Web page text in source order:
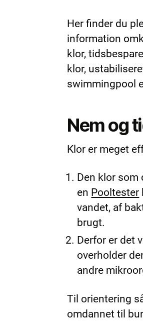
Her finder du
information
klor,
klor,
swimmingpool
Nem og
Klor er meget
Den klor som
en Pooltester
vandet, af
brugt.
Derfor er det
overholder
andre
Til orientering
omdannet til